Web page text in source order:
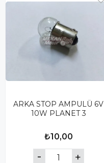
ARKA STOP AMPULÜ 6V
10W PLANET 3
₺10,00